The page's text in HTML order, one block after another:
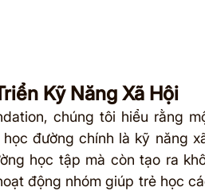
Kỹ Năng Xã Hội
chúng tôi hiểu rằng
đường chính là kỹ năng
học tập mà còn tạo ra
động nhóm giúp trẻ học